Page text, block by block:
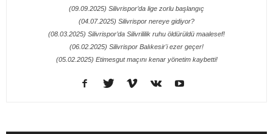
(09.09.2025) Silivrispor’da lige zorlu başlangıç
(04.07.2025) Silivrispor nereye gidiyor?
(08.03.2025) Silivrispor’da Silivrililik ruhu öldürüldü maalesef!
(06.02.2025) Silivrispor Balıkesir'i ezer geçer!
(05.02.2025) Etimesgut maçını kenar yönetim kaybetti!